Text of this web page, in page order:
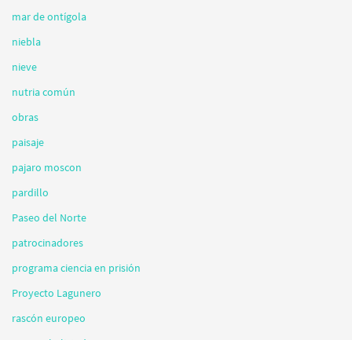
mar de ontígola
niebla
nieve
nutria común
obras
paisaje
pajaro moscon
pardillo
Paseo del Norte
patrocinadores
programa ciencia en prisión
Proyecto Lagunero
rascón europeo